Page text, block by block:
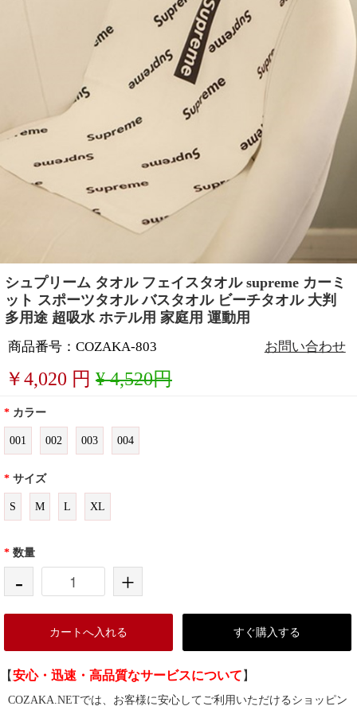
シュプリーム タオル フェイスタオル supreme カーミ
ット スポーツタオル バスタオル ビーチタオル 大判
多用途 超吸水 ホテル用 家庭用 運動用
商品番号：COZAKA-803 お問い合わせ
￥4,020 円 ¥ 4,520円
* カラー
001 002 003 004
* サイズ
S M L XL
* 数量
- +
カートへ入れる すぐ購入する
【安心・迅速・高品質なサービスについて 】
COZAKA.NETでは、お客様に安心してご利用いただけるショッピン